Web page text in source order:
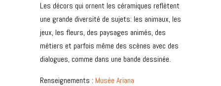
Les décors qui ornent les céramiques reflètent
une grande diversité de sujets: les animaux, les
jeux, les fleurs, des paysages animés, des
métiers et parfois même des scènes avec des
dialogues, comme dans une bande dessinée.
Renseignements : Musée Ariana